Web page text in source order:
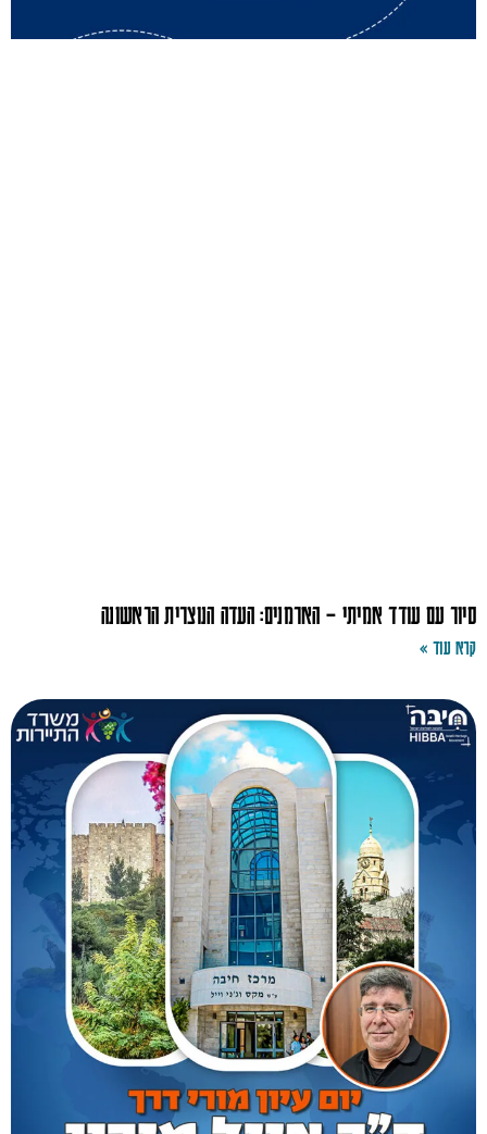
סיור עם עודד אמיתי – הארמנים: העדה הנוצרית הראשונה
קרא עוד »